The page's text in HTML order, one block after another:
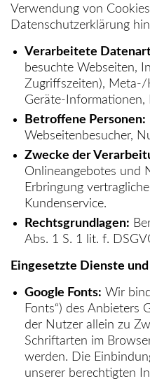
Verwendung von
Datenschutzerklärung
Verarbeitete
besuchte Webseiten,
Zugriffszeiten), Meta-/
Geräte-Informationen,
Betroffene Personen:
Webseitenbesucher,
Zwecke der
Onlineangebotes und
Erbringung
Kundenservice.
Rechtsgrundlagen:
Abs. 1 S. 1 lit. f.
Eingesetzte Dienste
Google Fonts: Wir
Fonts“) des Anbieters
der Nutzer allein zu
Schriftarten im
werden. Die
unserer berechtigten